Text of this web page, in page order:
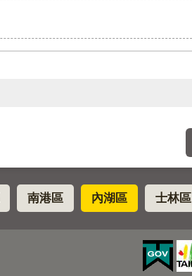
南港區 內湖區 士林區